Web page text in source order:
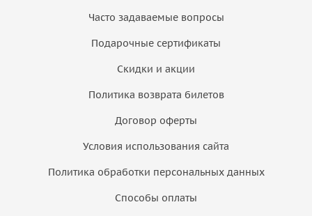
Часто задаваемые вопросы
Подарочные сертификаты
Скидки и акции
Политика возврата билетов
Договор оферты
Условия использования сайта
Политика обработки персональных данных
Способы оплаты